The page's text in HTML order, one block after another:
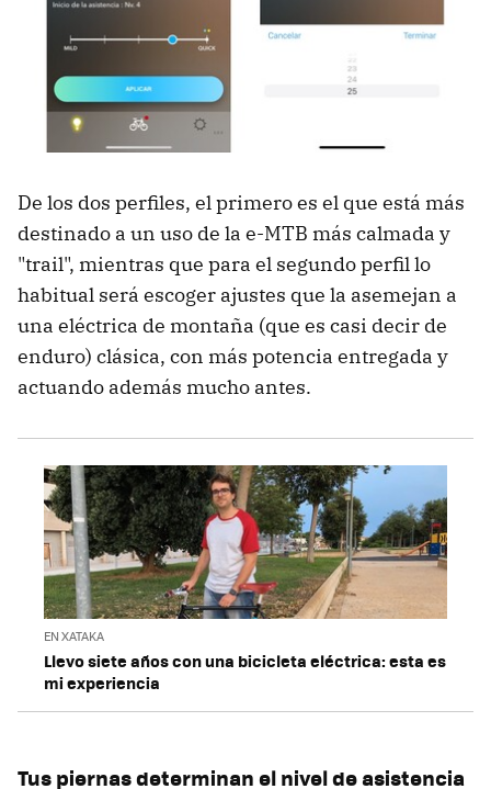
De los dos perfiles, el primero es el que está más
destinado a un uso de la e-MTB más calmada y
"trail", mientras que para el segundo perfil lo
habitual será escoger ajustes que la asemejan a
una eléctrica de montaña (que es casi decir de
enduro) clásica, con más potencia entregada y
actuando además mucho antes.
EN XATAKA
Llevo siete años con una bicicleta eléctrica: esta es
mi experiencia
Tus piernas determinan el nivel de asistencia